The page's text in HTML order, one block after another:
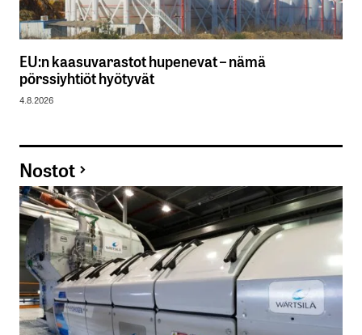
EU:n kaasuvarastot hupenevat – nämä
pörssiyhtiöt hyötyvät
4.8.2026
Nostot